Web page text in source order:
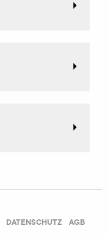
DATENSCHUTZ AGB